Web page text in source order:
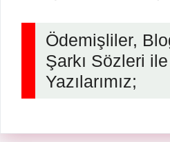
Ödemişliler,
Şarkı Sözleri
Yazılarımız;